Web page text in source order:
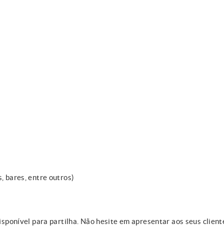
bares, entre outros)
para partilha. Não hesite em apresentar aos seus